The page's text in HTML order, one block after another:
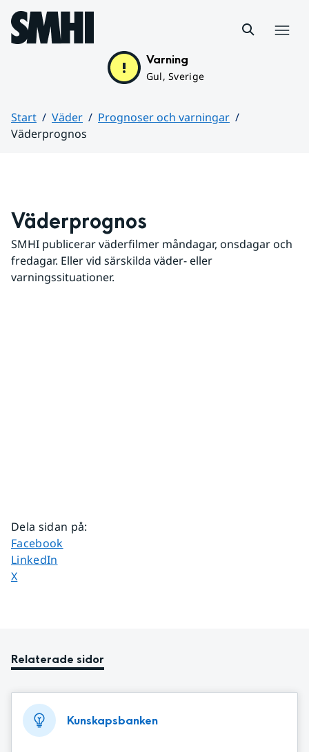
Hoppa till sidans innehåll
Varning
Gul, Sverige
Start Väder
Prognoser och varningar
Väderprognos
Väderprognos
SMHI publicerar väderfilmer måndagar, onsdagar och
fredagar. Eller vid särskilda väder- eller
varningssituationer.
Dela sidan på:
Dela sidan på
Facebook
Dela sidan på
LinkedIn
Dela sidan på
X
Relaterade sidor
Kunskapsbanken